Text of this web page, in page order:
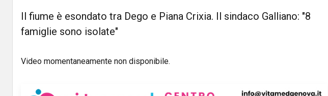
Il fiume è esondato tra Dego e Piana Crixia. Il sindaco Galliano: "8
famiglie sono isolate"
Video momentaneamente non disponibile.